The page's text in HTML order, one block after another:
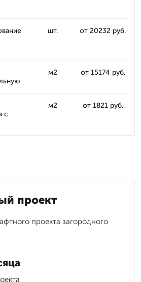
шт. от 20232 руб.
м2 от 15174 руб.
с
м2 от 1821 руб.
проект
проекта загородного